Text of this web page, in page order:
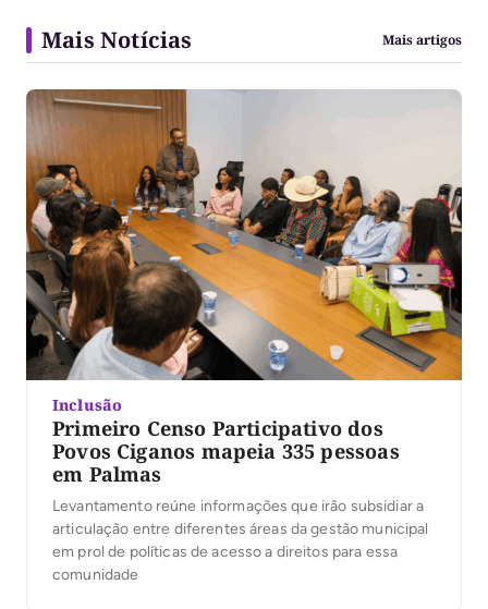
Mais Notícias Mais artigos
Inclusão
Primeiro Censo Participativo dos
Povos Ciganos mapeia 335 pessoas
em Palmas
Levantamento reúne informações que irão subsidiar a
articulação entre diferentes áreas da gestão municipal
em prol de políticas de acesso a direitos para essa
comunidade